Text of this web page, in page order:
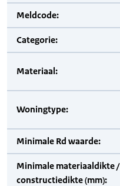
Meldcode:
Categorie:
Materiaal:
Woningtype:
Minimale Rd waarde:
Minimale materiaaldikte /
constructiedikte (mm):